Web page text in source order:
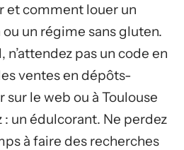
et comment louer un
un régime sans gluten.
n’attendez pas un code en
ventes en dépôts-
le web ou à Toulouse
: un édulcorant. Ne perdez
à faire des recherches